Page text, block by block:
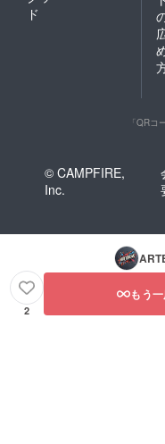
ド
「QRコ
© CAMPFIRE,
Inc.
2
もう